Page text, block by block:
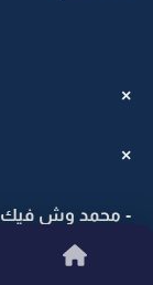
×
×
- محمد وش فيك